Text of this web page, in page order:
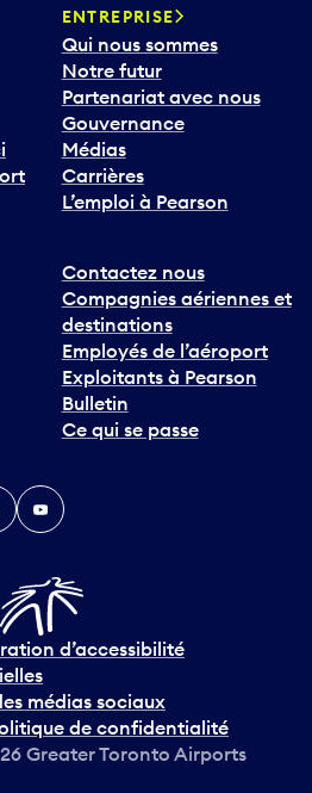
ENTREPRISE
Qui nous sommes
Notre futur
Partenariat avec nous
Gouvernance
Médias
Carrières
L’emploi à Pearson
Contactez nous
Compagnies aériennes et
destinations
Employés de l’aéroport
Exploitants à Pearson
Bulletin
Ce qui se passe
YouTube
d’accessibilité
médias sociaux
de confidentialité
Greater Toronto Airports